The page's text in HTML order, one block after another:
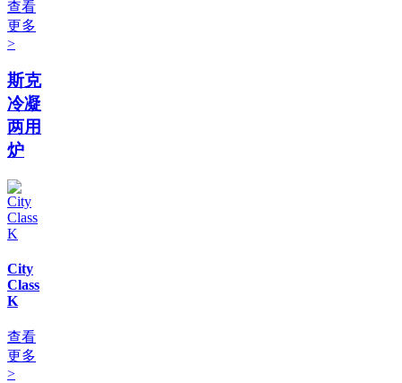
查看
更多
>
斯克
冷凝
两用
炉
City
Class
K
查看
更多
>